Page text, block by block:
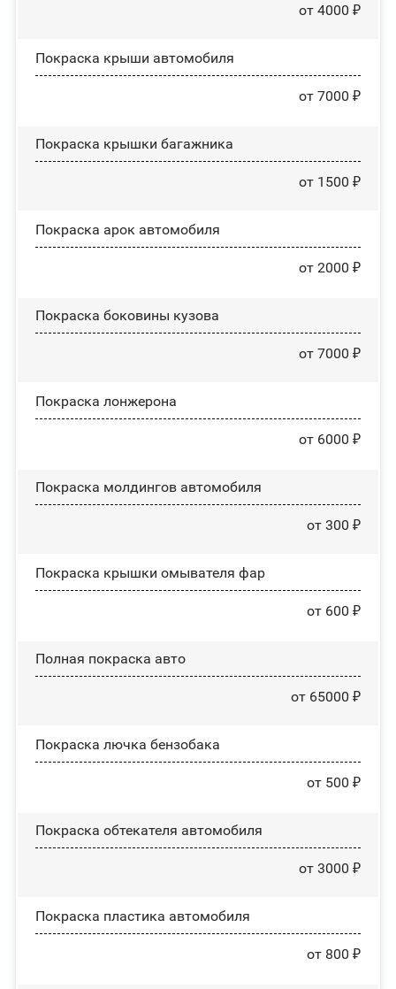
от 4000 ₽
Покраска крыши автомобиля
от 7000 ₽
Покраска крышки багажника
от 1500 ₽
Покраска арок автомобиля
от 2000 ₽
Покраска боковины кузова
от 7000 ₽
Покраска лонжерона
от 6000 ₽
Покраска молдингов автомобиля
от 300 ₽
Покраска крышки омывателя фар
от 600 ₽
Полная покраска авто
от 65000 ₽
Покраска лючка бензобака
от 500 ₽
Покраска обтекателя автомобиля
от 3000 ₽
Покраска пластика автомобиля
от 800 ₽